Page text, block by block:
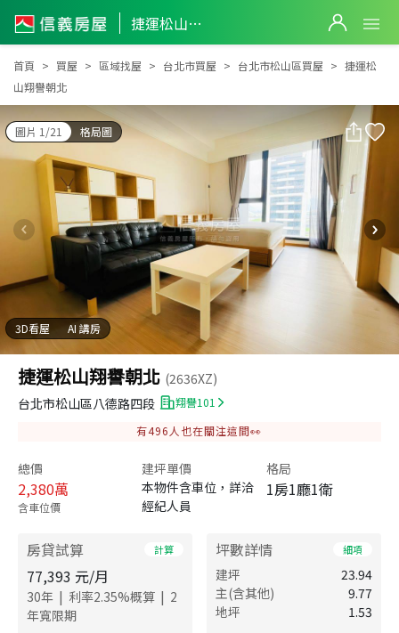
捷運松山翔譽朝北
捷運松山翔譽朝北
首頁 買屋 區域找屋 台北市買屋 台北市松山區買屋
捷運松
山翔譽朝北
圖片 1/21 格局圖
3D看屋 AI 講房
捷運松山翔譽朝北 (2636XZ)
台北市松山區八德路四段
翔譽101
有496 人也在關注這間👀
總價
2,380萬
含車位價
建坪單價
本物件含車位，詳洽
經紀人員
格局
1房1廳1衛
房貸試算 計算
77,393 元/月
30年 | 利率2.35%概算 | 2
年寬限期
坪數詳情 細項
建坪
23.94
主(含其他)
9.77
地坪
1.53